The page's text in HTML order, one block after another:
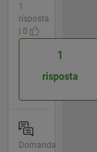
1
risposta
| 0
1
risposta
Domanda